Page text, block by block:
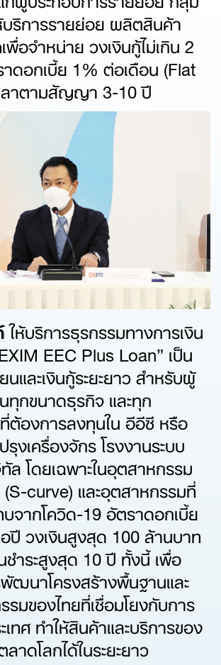
บริการรายย่อย ผลิตสินค้า
พื่อจำหน่าย วงเงินกู้ไม่เกิน 2
ดอกเบี้ย 1% ต่อเดือน (Flat
ลาตามสัญญา 3-10 ปี
ให้บริการธุรกรรมทางการเงิน
EEC Plus Loan” เป็น
นและเงินกู้ระยะยาว สำหรับผู้
ทุกขนาดธุรกิจ และทุก
ต้องการลงทุนใน อีอีซี หรือ
งเครื่องจักร โรงงานระบบ
โดยเฉพาะในอุตสาหกรรม
(S-curve) และอุตสาหกรรมที่
จากโควิด-19 อัตราดอกเบี้ย
วงเงินสูงสุด 100 ล้านบาท
ชำระสูงสุด 10 ปี ทั้งนี้ เพื่อ
ฒนาโครงสร้างพื้นฐานและ
มของไทยที่เชื่อมโยงกับการ
เทศ ทำให้สินค้าและบริการของ
าดโลกได้ในระยะยาว